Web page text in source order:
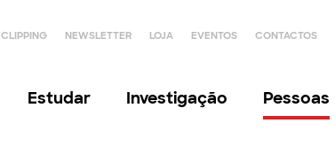
CLIPPING NEWSLETTER LOJA EVENTOS CONTACTOS
Estudar Investigação Pessoas